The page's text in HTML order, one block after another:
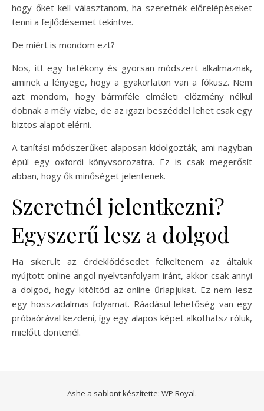
hogy őket kell választanom, ha szeretnék előrelépéseket
tenni a fejlődésemet tekintve.
De miért is mondom ezt?
Nos, itt egy hatékony és gyorsan módszert alkalmaznak,
aminek a lényege, hogy a gyakorlaton van a fókusz. Nem
azt mondom, hogy bármiféle elméleti előzmény nélkül
dobnak a mély vízbe, de az igazi beszéddel lehet csak egy
biztos alapot elérni.
A tanítási módszerűket alaposan kidolgozták, ami nagyban
épül egy oxfordi könyvsorozatra. Ez is csak megerősít
abban, hogy ők minőséget jelentenek.
Szeretnél jelentkezni?
Egyszerű lesz a dolgod
Ha sikerült az érdeklődésedet felkeltenem az általuk
nyújtott online angol nyelvtanfolyam iránt, akkor csak annyi
a dolgod, hogy kitöltöd az online űrlapjukat. Ez nem lesz
egy hosszadalmas folyamat. Ráadásul lehetőség van egy
próbaórával kezdeni, így egy alapos képet alkothatsz róluk,
mielőtt döntenél.
Ashe a sablont készítette: WP Royal.